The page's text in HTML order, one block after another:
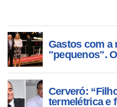
Gastos com a
"pequenos".
Cerveró:
termelétrica e